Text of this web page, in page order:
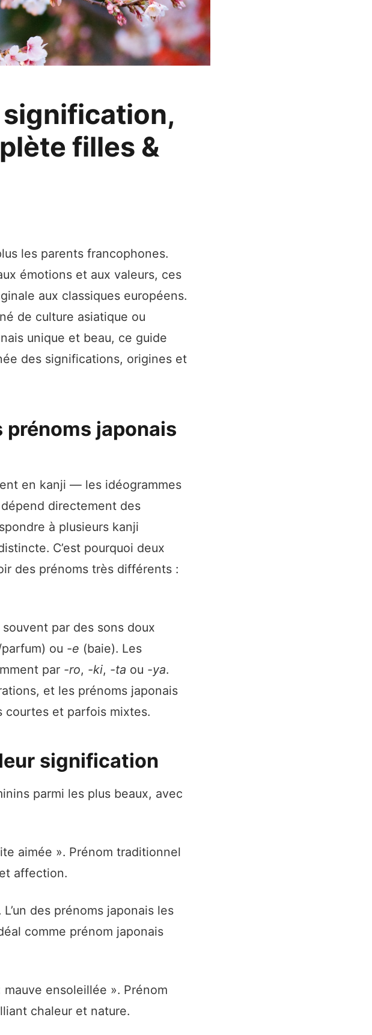
signification,
filles &
les parents francophones.
émotions et aux valeurs, ces
aux classiques européens.
de culture asiatique ou
unique et beau, ce guide
des significations, origines et
japonais
en kanji — les idéogrammes
directement des
à plusieurs kanji
C’est pourquoi deux
des prénoms très différents :
par des sons doux
ou -e (baie). Les
par -ro, -ki, -ta ou -ya.
et les prénoms japonais
courtes et parfois mixtes.
signification
parmi les plus beaux, avec
aimée ». Prénom traditionnel
affection.
des prénoms japonais les
comme prénom japonais
ensoleillée ». Prénom
chaleur et nature.